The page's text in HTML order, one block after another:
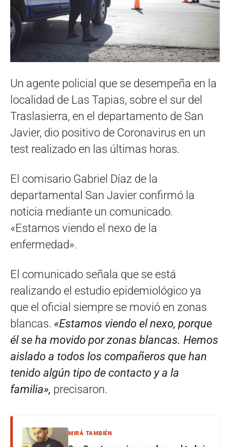
Un agente policial que se desempeña en la
localidad de Las Tapias, sobre el sur del
Traslasierra, en el departamento de San
Javier, dio positivo de Coronavirus en un
test realizado en las últimas horas.
El comisario Gabriel Díaz de la
departamental San Javier confirmó la
noticia mediante un comunicado.
«Estamos viendo el nexo de la
enfermedad».
El comunicado señala que se está
realizando el estudio epidemiológico ya
que el oficial siempre se movió en zonas
blancas. «Estamos viendo el nexo, porque
él se ha movido por zonas blancas. Hemos
aislado a todos los compañeros que han
tenido algún tipo de contacto y a la
familia», precisaron.
MIRÁ TAMBIÉN